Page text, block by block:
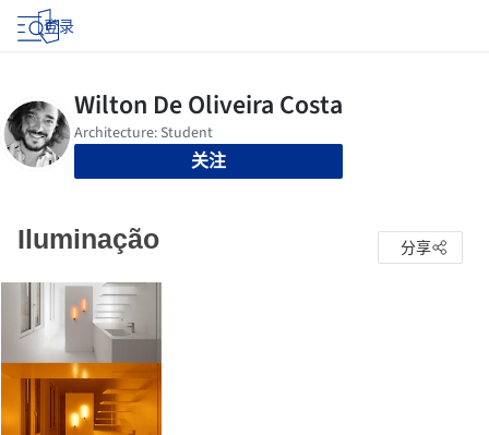
登录
关注
Iluminação 分享